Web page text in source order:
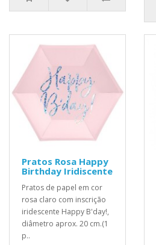
Pratos Rosa Happy
Birthday Iridiscente
Pratos de papel em cor
rosa claro com inscrição
iridescente Happy B'day!,
diâmetro aprox. 20 cm.(1
p..